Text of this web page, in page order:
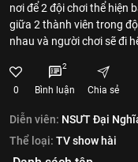
nơi để 2 đội chơi thể hiện
giữa 2 thành viên trong
nhau và người chơi sẽ đi
0
2
Bình luận Chia sẻ
Diễn viên: NSƯT Đại
Thể loại: TV show hài